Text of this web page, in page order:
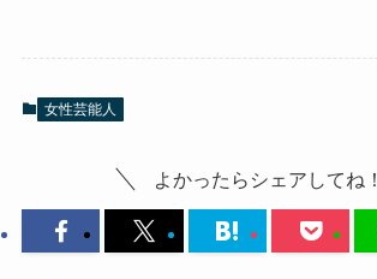
女性芸能人
よかったらシェアしてね！